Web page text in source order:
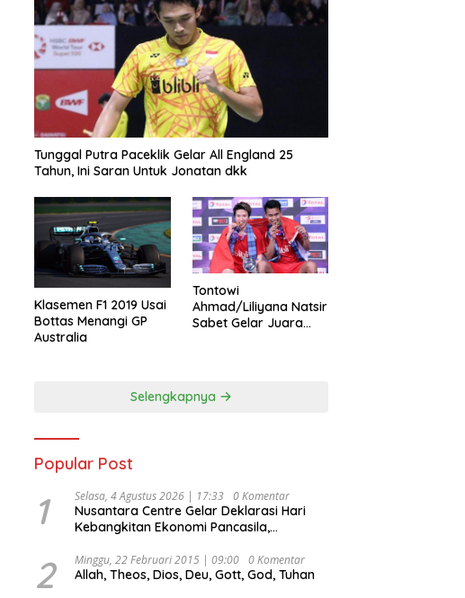
Tunggal Putra Paceklik Gelar All England 25
Tahun, Ini Saran Untuk Jonatan dkk
Klasemen F1 2019 Usai
Bottas Menangi GP
Australia
Tontowi
Ahmad/Liliyana Natsir
Sabet Gelar Juara
Selengkapnya
Popular Post
1 Selasa, 4 Agustus 2026 | 17:33 0 Komentar
Nusantara Centre Gelar Deklarasi Hari
Kebangkitan Ekonomi Pancasila,
Djojohadikusumo Anti Penjajahan
(Pergolakan Ekonomi Politik Indonesia) &
2 Minggu, 22 Februari 2015 | 09:00 0 Komentar
Allah, Theos, Dios, Deu, Gott, God, Tuhan